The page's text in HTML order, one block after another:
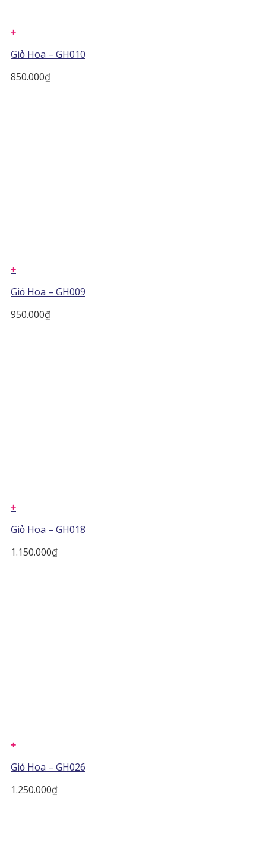
+
Giỏ Hoa – GH010
850.000₫
+
Giỏ Hoa – GH009
950.000₫
+
Giỏ Hoa – GH018
1.150.000₫
+
Giỏ Hoa – GH026
1.250.000₫